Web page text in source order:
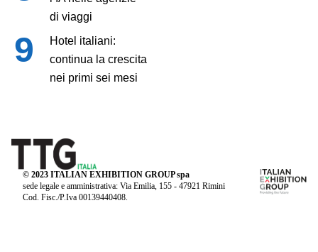
di viaggi
Hotel italiani:
continua la crescita
nei primi sei mesi
© 2023 ITALIAN EXHIBITION GROUP spa
sede legale e amministrativa: Via Emilia, 155 - 47921 Rimini
Cod. Fisc./P.Iva 00139440408.